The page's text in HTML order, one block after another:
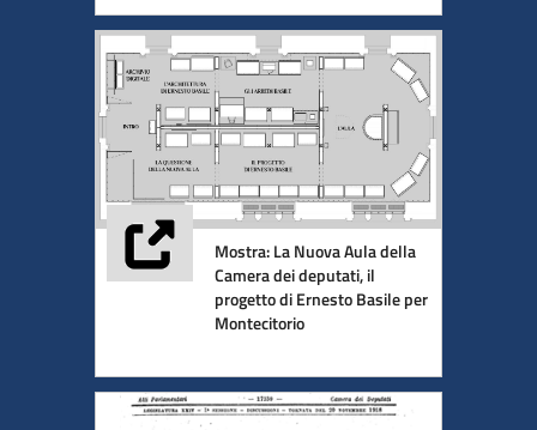
Mostra: La Nuova Aula della
Camera dei deputati, il
progetto di Ernesto Basile per
Montecitorio